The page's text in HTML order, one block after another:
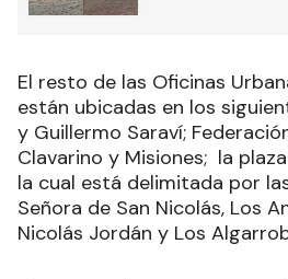
El resto de las Oficinas
están ubicadas en los
y Guillermo Saraví;
Clavarino y Misiones; la
la cual está delimitada por
Señora de San Nicolás, Los
Nicolás Jordán y Los